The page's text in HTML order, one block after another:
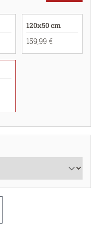
120x50 cm
159,99 €